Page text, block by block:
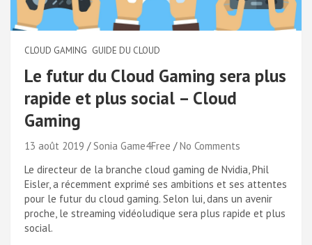
CLOUD GAMING GUIDE DU CLOUD
Le futur du Cloud Gaming sera plus
rapide et plus social – Cloud
Gaming
13 août 2019 Sonia Game4Free
No Comments
Le directeur de la branche cloud gaming de Nvidia, Phil
Eisler, a récemment exprimé ses ambitions et ses attentes
pour le futur du cloud gaming. Selon lui, dans un avenir
proche, le streaming vidéoludique sera plus rapide et plus
social.